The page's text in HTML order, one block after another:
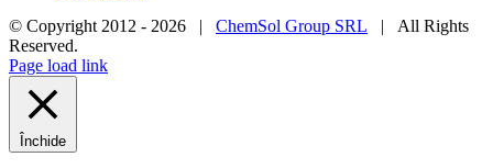
© Copyright 2012 - 2026 | ChemSol Group SRL | All Rights
Reserved.
Page load link
Închide